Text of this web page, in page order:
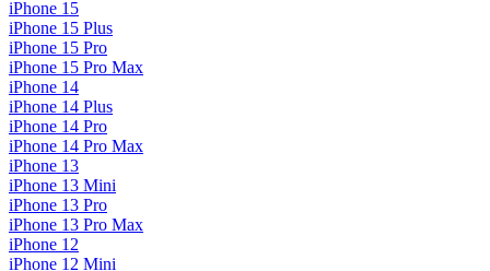
iPhone 15
iPhone 15 Plus
iPhone 15 Pro
iPhone 15 Pro Max
iPhone 14
iPhone 14 Plus
iPhone 14 Pro
iPhone 14 Pro Max
iPhone 13
iPhone 13 Mini
iPhone 13 Pro
iPhone 13 Pro Max
iPhone 12
iPhone 12 Mini